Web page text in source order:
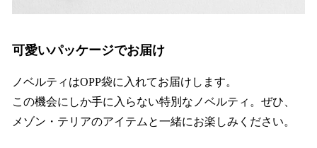
可愛いパッケージでお届け
ノベルティはOPP袋に入れてお届けします。
この機会にしか手に入らない特別なノベルティ。ぜひ、
メゾン・テリアのアイテムと一緒にお楽しみください。